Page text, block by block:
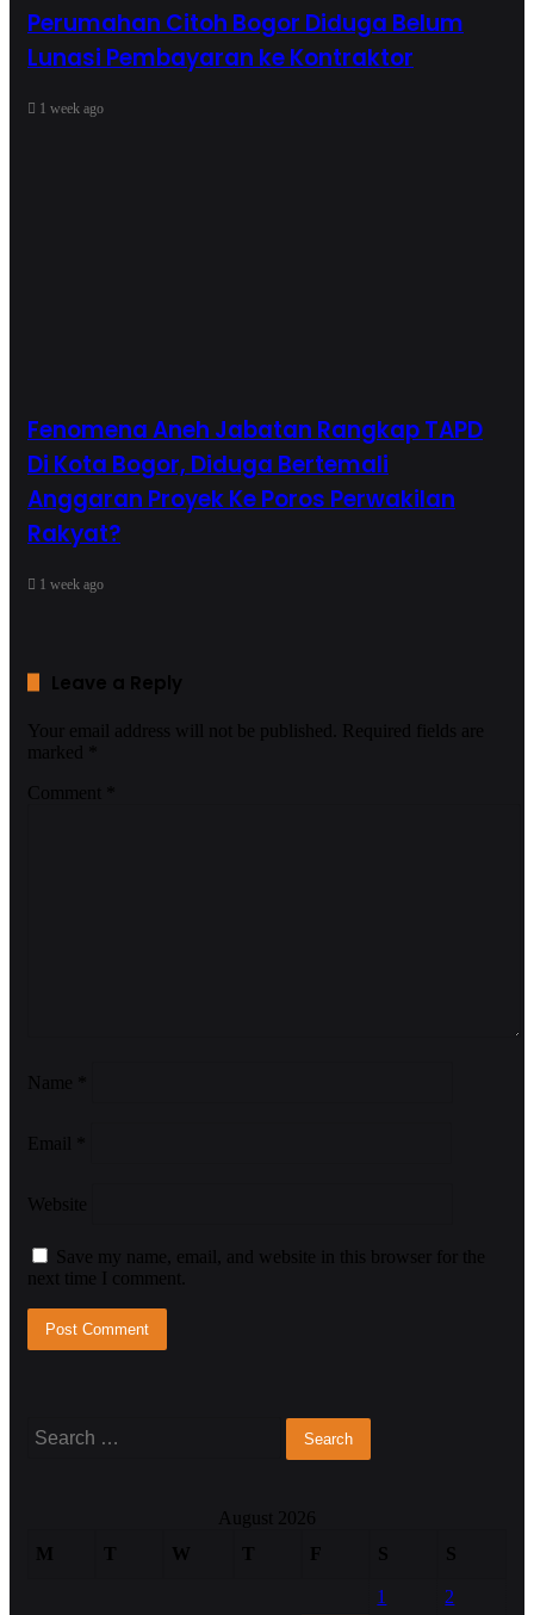
Perumahan Citoh Bogor Diduga Belum
Lunasi Pembayaran ke Kontraktor
1 week ago
Fenomena Aneh Jabatan Rangkap TAPD
Di Kota Bogor, Diduga Bertemali
Anggaran Proyek Ke Poros Perwakilan
Rakyat?
1 week ago
Leave a Reply
Your email address will not be published.
Required fields are
marked
Comment
Name
Email
Website
Save my name, email, and website in this browser for the
next time I comment.
Search
for:
August 2026
M
T W T F S S
1
2